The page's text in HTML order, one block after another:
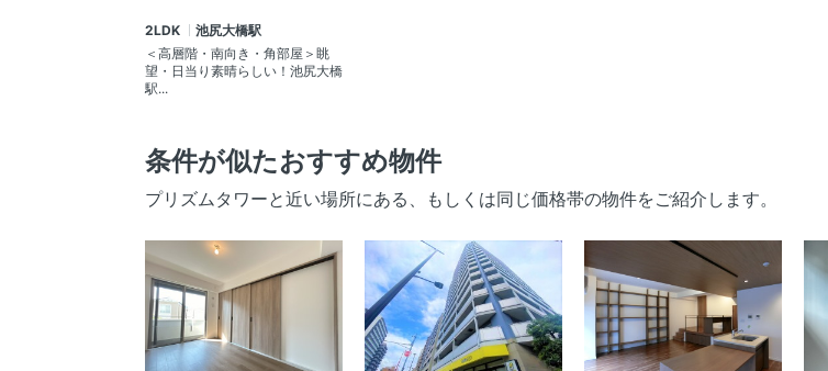
2LDK
池尻大橋駅
＜高層階・南向き・角部屋＞眺
望・日当り素晴らしい！池尻大橋
駅...
条件が似たおすすめ物件
プリズムタワーと近い場所にある、もしくは同じ価格帯の物件をご紹介します。